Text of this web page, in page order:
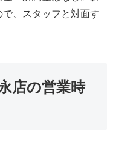
、スタッフと対面す
店の営業時